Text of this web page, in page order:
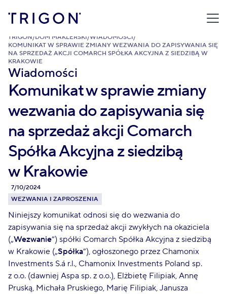
TRIGON/DOM MAKLERSKI/WIADOMOŚCI/
KOMUNIKAT W SPRAWIE ZMIANY WEZWANIA DO ZAPISYWANIA SIĘ
NA SPRZEDAŻ AKCJI COMARCH SPÓŁKA AKCYJNA Z SIEDZIBĄ W
KRAKOWIE
Wiadomości
Komunikat w sprawie zmiany
wezwania do zapisywania się
na sprzedaż akcji Comarch
Spółka Akcyjna z siedzibą
w Krakowie
7/10/2024
WEZWANIA I ZAPROSZENIA
Niniejszy komunikat odnosi się do wezwania do
zapisywania się na sprzedaż akcji zwykłych na okaziciela
(„Wezwanie”) spółki Comarch Spółka Akcyjna z siedzibą
w Krakowie („Spółka”), ogłoszonego przez Chamonix
Investments S.á r.l., Chamonix Investments Poland sp.
z o.o. (dawniej Aspa sp. z o.o.), Elżbietę Filipiak, Annę
Pruską, Michała Pruskiego, Marię Filipiak, Janusza